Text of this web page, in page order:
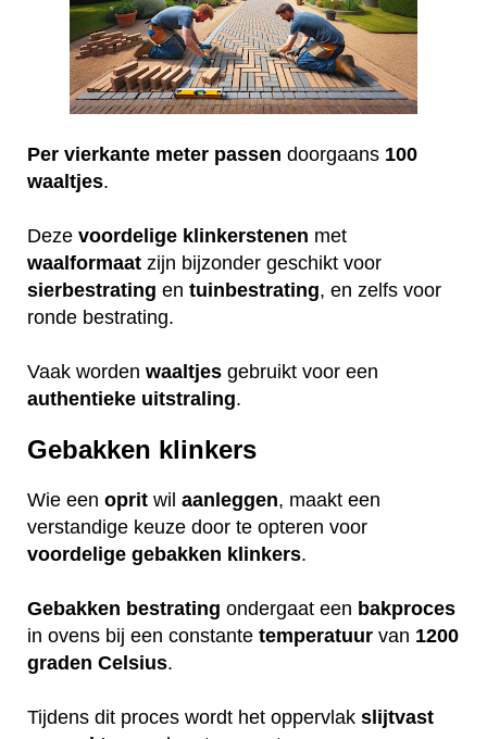
Per vierkante meter passen doorgaans 100
waaltjes.
Deze voordelige klinkerstenen met
waalformaat zijn bijzonder geschikt voor
sierbestrating en tuinbestrating, en zelfs voor
ronde bestrating.
Vaak worden waaltjes gebruikt voor een
authentieke uitstraling.
Gebakken klinkers
Wie een oprit wil aanleggen, maakt een
verstandige keuze door te opteren voor
voordelige gebakken klinkers.
Gebakken bestrating ondergaat een bakproces
in ovens bij een constante temperatuur van 1200
graden Celsius.
Tijdens dit proces wordt het oppervlak slijtvast